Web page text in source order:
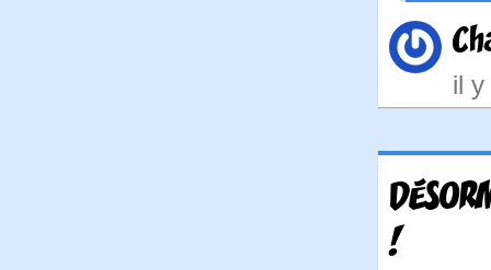
il
!